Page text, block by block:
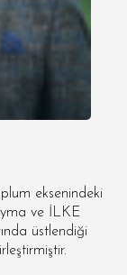
eksenindeki
ve İLKE
üstlendiği